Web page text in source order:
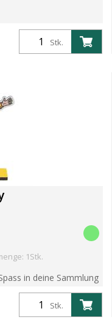
Stk.
1Stk.
in deine Sammlung
Diese preisgekrönten
Charme mit f...
Stk.